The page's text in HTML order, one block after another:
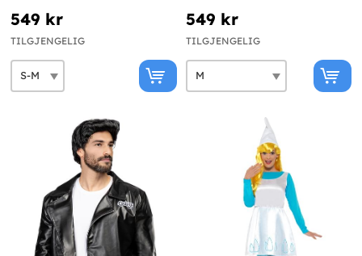
549 kr
TILGJENGELIG
549 kr
TILGJENGELIG